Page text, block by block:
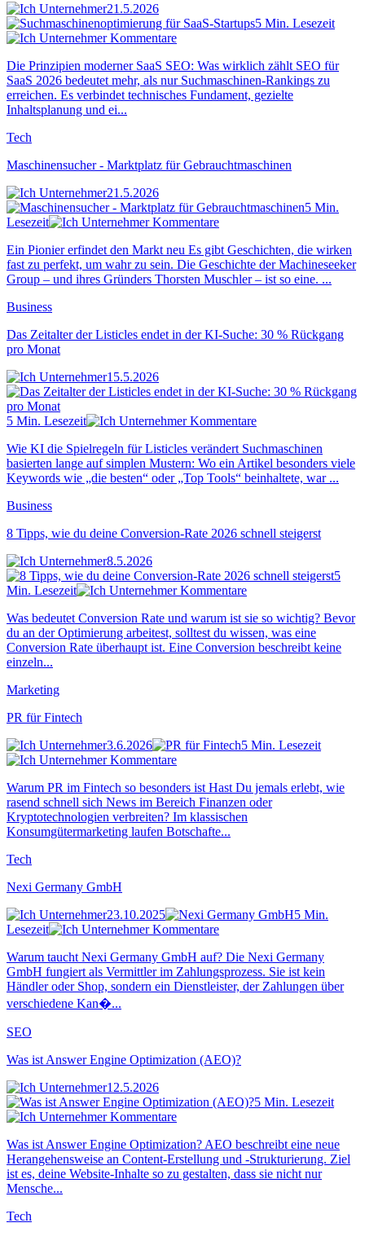
21.5.2026
5 Min. Lesezeit
Kommentare
Die Prinzipien moderner SaaS SEO: Was wirklich zählt SEO für
SaaS 2026 bedeutet mehr, als nur Suchmaschinen-Rankings zu
erreichen. Es verbindet technisches Fundament, gezielte
Inhaltsplanung und ei...
Tech
Maschinensucher - Marktplatz für Gebrauchtmaschinen
21.5.2026
5 Min.
Lesezeit
Kommentare
Ein Pionier erfindet den Markt neu Es gibt Geschichten, die wirken
fast zu perfekt, um wahr zu sein. Die Geschichte der Machineseeker
Group – und ihres Gründers Thorsten Muschler – ist so eine. ...
Business
Das Zeitalter der Listicles endet in der KI-Suche: 30 % Rückgang
pro Monat
15.5.2026
5 Min. Lesezeit
Kommentare
Wie KI die Spielregeln für Listicles verändert Suchmaschinen
basierten lange auf simplen Mustern: Wo ein Artikel besonders viele
Keywords wie „die besten“ oder „Top Tools“ beinhaltete, war ...
Business
8 Tipps, wie du deine Conversion-Rate 2026 schnell steigerst
8.5.2026
5
Min. Lesezeit
Kommentare
Was bedeutet Conversion Rate und warum ist sie so wichtig? Bevor
du an der Optimierung arbeitest, solltest du wissen, was eine
Conversion Rate überhaupt ist. Eine Conversion beschreibt keine
einzeln...
Marketing
PR für Fintech
3.6.2026
5 Min. Lesezeit
Kommentare
Warum PR im Fintech so besonders ist Hast Du jemals erlebt, wie
rasend schnell sich News im Bereich Finanzen oder
Kryptotechnologien verbreiten? Im klassischen
Konsumgütermarketing laufen Botschafte...
Tech
Nexi Germany GmbH
23.10.2025
5 Min.
Lesezeit
Kommentare
Warum taucht Nexi Germany GmbH auf? Die Nexi Germany
GmbH fungiert als Vermittler im Zahlungsprozess. Sie ist kein
Händler oder Shop, sondern ein Dienstleister, der Zahlungen über
verschiedene Kan�...
SEO
Was ist Answer Engine Optimization (AEO)?
12.5.2026
5 Min. Lesezeit
Kommentare
Was ist Answer Engine Optimization? AEO beschreibt eine neue
Herangehensweise an Content-Erstellung und -Strukturierung. Ziel
ist es, deine Website-Inhalte so zu gestalten, dass sie nicht nur
Mensche...
Tech